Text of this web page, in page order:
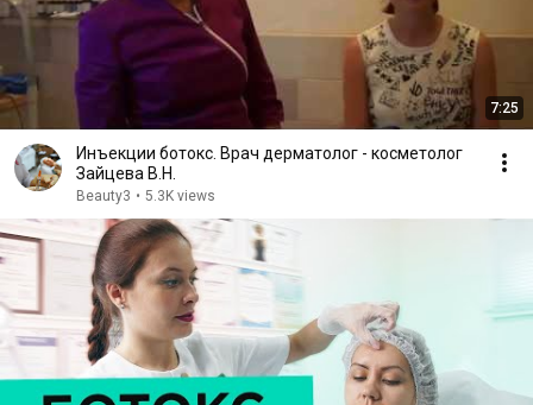
7:25
Инъекции ботокс. Врач дерматолог - косметолог
Зайцева В.Н.
Beauty3 • 5.3K views